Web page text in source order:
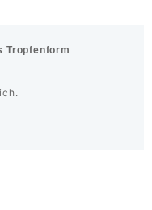
Tropfenform